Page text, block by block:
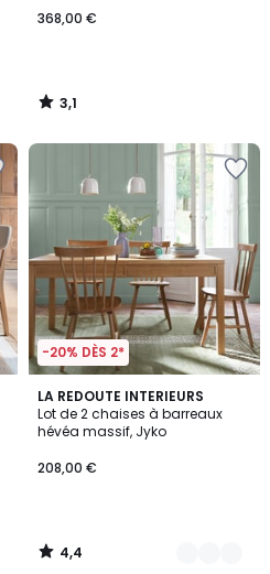
368,00 €
3,1
/
-20% DÈS 2*
LA REDOUTE INTERIEURS
Lot de 2 chaises à barreaux
hévéa massif, Jyko
208,00 €
4,4
/ 5
3
Couleurs
4,4
/